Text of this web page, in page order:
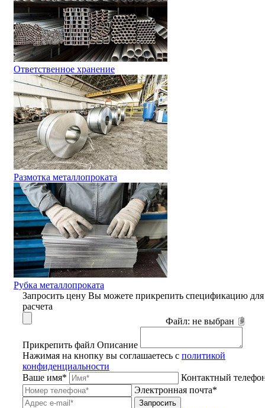
Ответственное хранение
Размотка металлопроката
Рубка металлопроката
Запросить цену Вы можете прикрепить спецификацию для
расчета
Файл: не выбран
Прикрепить файл Описание
Нажимая на кнопку вы соглашаетесь с политикой
конфиденциальности
Ваше имя*
Контактный
Электронная почта*
Запросить